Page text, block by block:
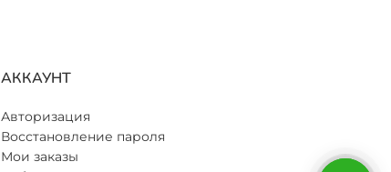
АККАУНТ
Авторизация
Восстановление пароля
Мои заказы